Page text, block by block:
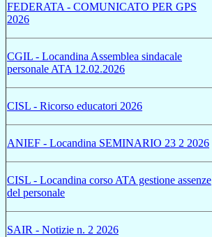
FEDERATA - COMUNICATO PER GPS
2026
CGIL - Locandina Assemblea sindacale
personale ATA 12.02.2026
CISL - Ricorso educatori 2026
ANIEF - Locandina SEMINARIO 23 2 2026
CISL - Locandina corso ATA gestione assenze
del personale
SAIR - Notizie n. 2 2026